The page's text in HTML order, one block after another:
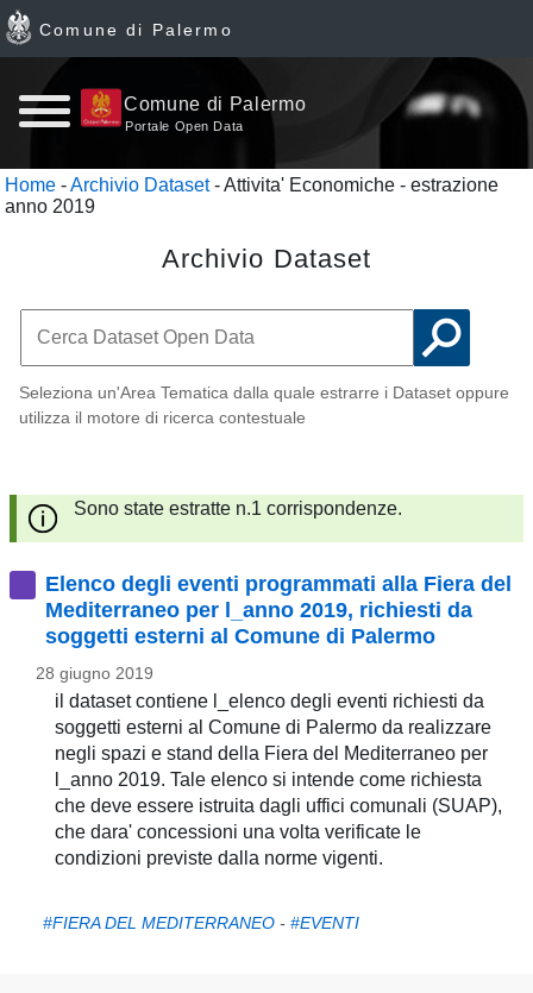
Home
News
Dataset
Ultimi
Report
Archivio
Documenti
Linee
Guida
Open
Comune di Palermo
Comune di Palermo
Portale Open Data
Home -Archivio Dataset- Attivita' Economiche - estrazione
anno 2019
Archivio Dataset
Seleziona un'Area Tematica dalla quale estrarre i Dataset oppure
utilizza il motore di ricerca contestuale
Sono state estratte n.1 corrispondenze.
Elenco degli eventi programmati alla Fiera del
Mediterraneo per l_anno 2019, richiesti da
soggetti esterni al Comune di Palermo
28 giugno 2019
il dataset contiene l_elenco degli eventi richiesti da
soggetti esterni al Comune di Palermo da realizzare
negli spazi e stand della Fiera del Mediterraneo per
l_anno 2019. Tale elenco si intende come richiesta
che deve essere istruita dagli uffici comunali (SUAP),
che dara' concessioni una volta verificate le
condizioni previste dalla norme vigenti.
#FIERA DEL MEDITERRANEO- #EVENTI